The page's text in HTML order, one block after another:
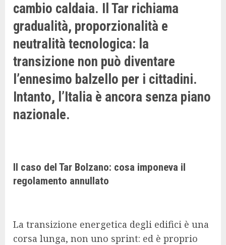
cambio caldaia. Il Tar richiama
gradualità, proporzionalità e
neutralità tecnologica: la
transizione non può diventare
l’ennesimo balzello per i cittadini.
Intanto, l’Italia è ancora senza piano
nazionale.
Il caso del Tar Bolzano: cosa imponeva il
regolamento annullato
La transizione energetica degli edifici è una
corsa lunga, non uno sprint: ed è proprio